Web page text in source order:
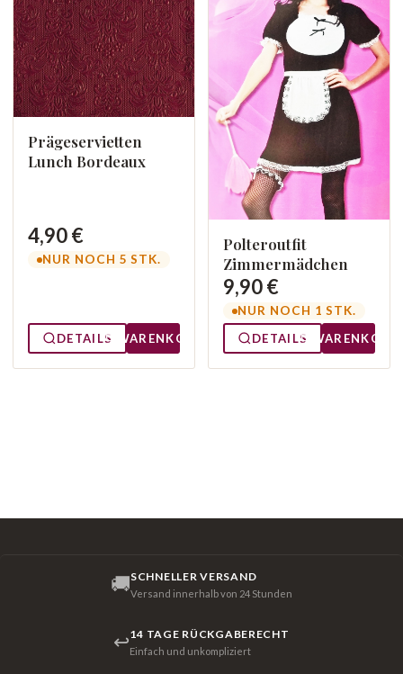
Prägeservietten
Lunch Bordeaux
4,90 €
NUR NOCH 5 STK.
DETAILS WARENKORB
Polteroutfit
Zimmermädchen
9,90 €
NUR NOCH 1 STK.
DETAILS
WARENKORB
🚚SCHNELLER VERSAND
Versand innerhalb von 24 Stunden
↩14 TAGE RÜCKGABERECHT
Einfach und unkompliziert